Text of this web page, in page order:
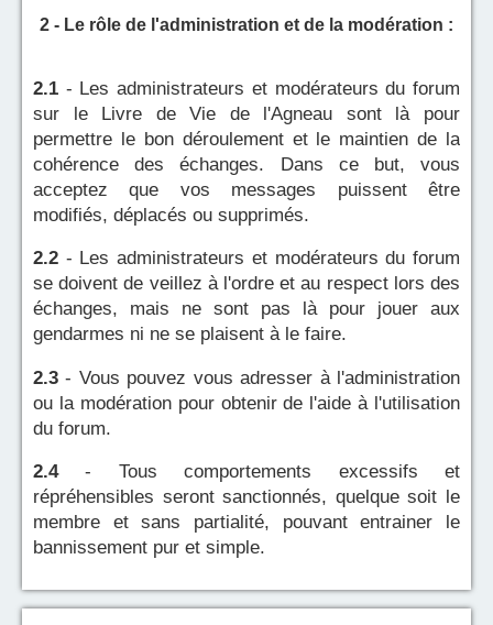
2 - Le rôle de l'administration et de la modération :
2.1 - Les administrateurs et modérateurs du forum
sur le Livre de Vie de l'Agneau sont là pour
permettre le bon déroulement et le maintien de la
cohérence des échanges. Dans ce but, vous
acceptez que vos messages puissent être
modifiés, déplacés ou supprimés.
2.2 - Les administrateurs et modérateurs du forum
se doivent de veillez à l'ordre et au respect lors des
échanges, mais ne sont pas là pour jouer aux
gendarmes ni ne se plaisent à le faire.
2.3 - Vous pouvez vous adresser à l'administration
ou la modération pour obtenir de l'aide à l'utilisation
du forum.
2.4- Tous comportements excessifs et
répréhensibles seront sanctionnés, quelque soit le
membre et sans partialité, pouvant entrainer le
bannissement pur et simple.